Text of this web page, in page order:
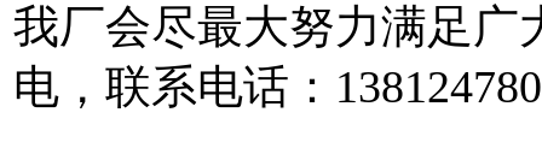
我厂会尽最大努力满足广
电，联系电话：